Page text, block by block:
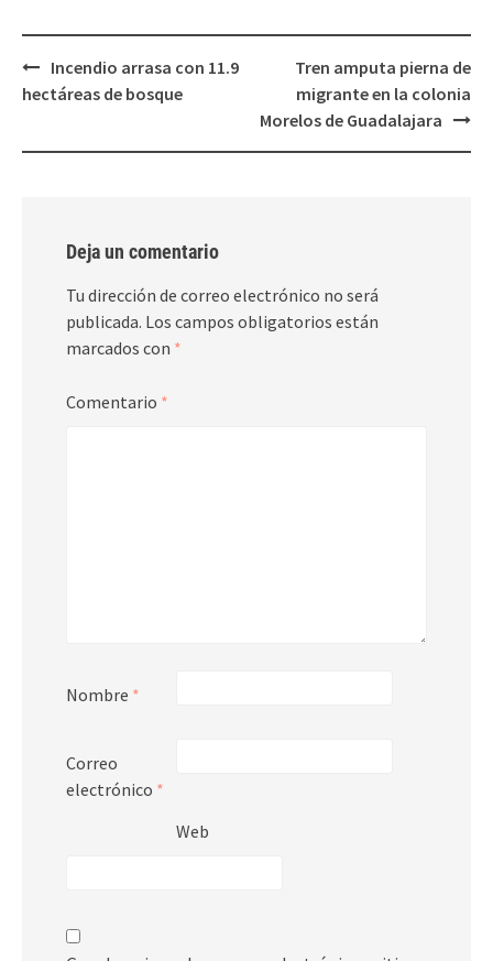
Post
navigation
Incendio arrasa con 11.9
hectáreas de bosque
Tren amputa pierna de
migrante en la colonia
Morelos de Guadalajara
Deja un comentario
Tu dirección de correo electrónico no será
publicada. Los campos obligatorios están
marcados con *
Comentario *
Nombre *
Correo
electrónico *
Web